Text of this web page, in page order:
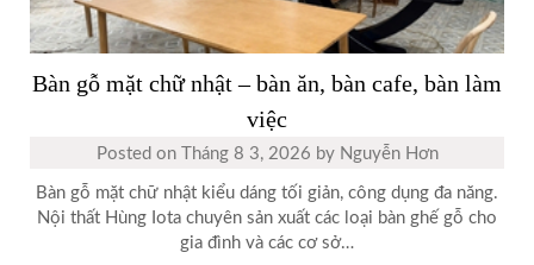
Bàn gỗ mặt chữ nhật – bàn ăn, bàn cafe, bàn làm
việc
Posted on Tháng 8 3, 2026 by Nguyễn Hơn
Bàn gỗ mặt chữ nhật kiểu dáng tối giản, công dụng đa năng.
Nội thất Hùng Iota chuyên sản xuất các loại bàn ghế gỗ cho
gia đình và các cơ sở…